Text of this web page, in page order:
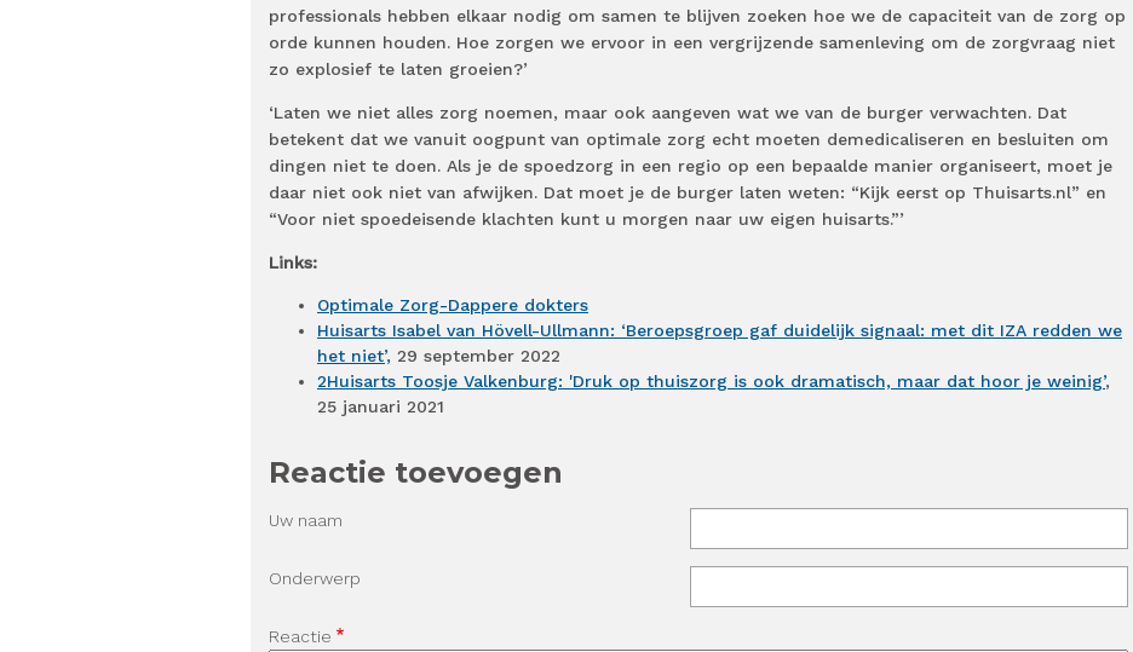
professionals hebben elkaar nodig om samen te blijven zoeken hoe we de capaciteit van de zorg op
orde kunnen houden. Hoe zorgen we ervoor in een vergrijzende samenleving om de zorgvraag niet
zo explosief te laten groeien?’
‘Laten we niet alles zorg noemen, maar ook aangeven wat we van de burger verwachten. Dat
betekent dat we vanuit oogpunt van optimale zorg echt moeten demedicaliseren en besluiten om
dingen niet te doen. Als je de spoedzorg in een regio op een bepaalde manier organiseert, moet je
daar niet ook niet van afwijken. Dat moet je de burger laten weten: “Kijk eerst op Thuisarts.nl” en
“Voor niet spoedeisende klachten kunt u morgen naar uw eigen huisarts.”’
Links:
Optimale Zorg-Dappere dokters
Huisarts Isabel van Hövell-Ullmann: ‘Beroepsgroep gaf duidelijk signaal: met dit IZA redden we
het niet’, 29 september 2022
2Huisarts Toosje Valkenburg: 'Druk op thuiszorg is ook dramatisch, maar dat hoor je weinig’,
25 januari 2021
Reactie toevoegen
Uw naam
Onderwerp
Reactie